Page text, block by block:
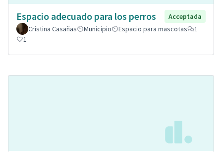
Espacio adecuado para los perros
Acceptada
Cristina Casañas
Municipio Espacio para mascotas
1
1